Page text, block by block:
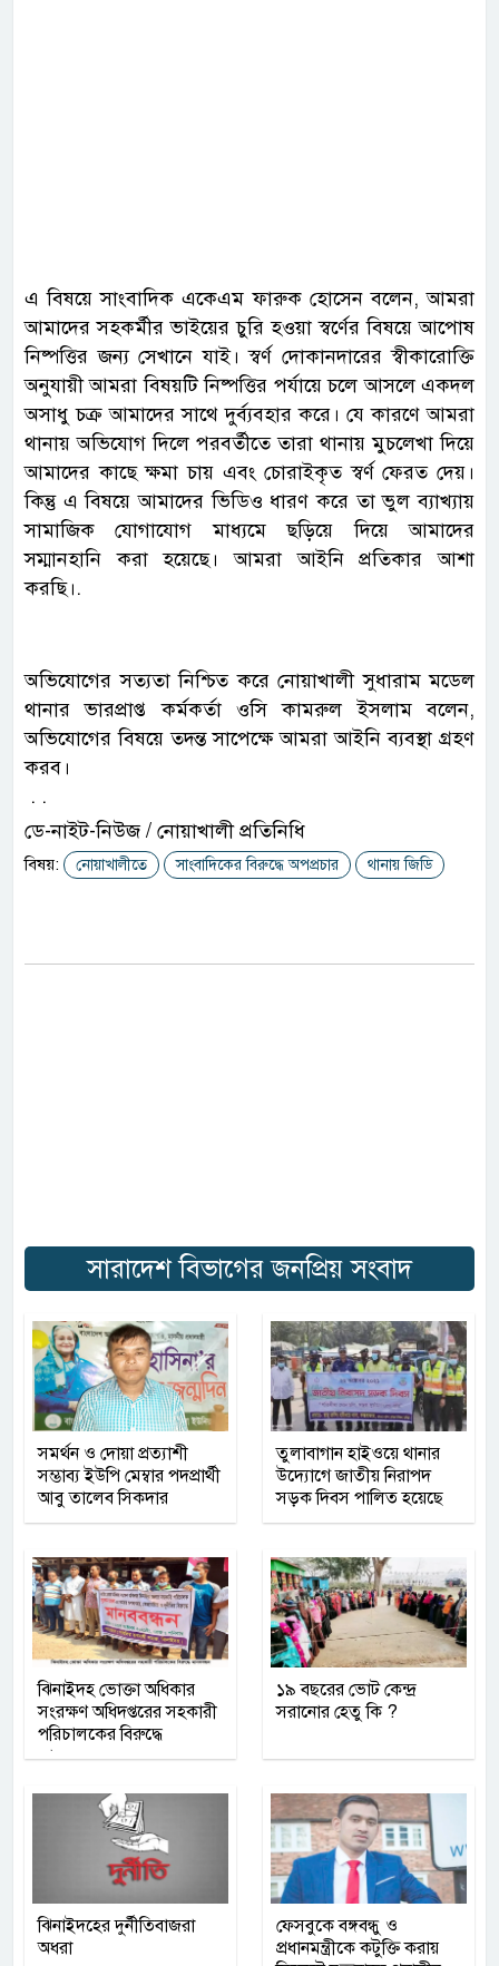
এ বিষয়ে সাংবাদিক একেএম ফারুক হোসেন বলেন, আমরা
আমাদের সহকর্মীর ভাইয়ের চুরি হওয়া স্বর্ণের বিষয়ে আপোষ
নিষ্পত্তির জন্য সেখানে যাই। স্বর্ণ দোকানদারের স্বীকারোক্তি
অনুযায়ী আমরা বিষয়টি নিষ্পত্তির পর্যায়ে চলে আসলে একদল
অসাধু চক্র আমাদের সাথে দুর্ব্যবহার করে। যে কারণে আমরা
থানায় অভিযোগ দিলে পরবর্তীতে তারা থানায় মুচলেখা দিয়ে
আমাদের কাছে ক্ষমা চায় এবং চোরাইকৃত স্বর্ণ ফেরত দেয়।
কিন্তু এ বিষয়ে আমাদের ভিডিও ধারণ করে তা ভুল ব্যাখ্যায়
সামাজিক যোগাযোগ মাধ্যমে ছড়িয়ে দিয়ে আমাদের
সম্মানহানি করা হয়েছে। আমরা আইনি প্রতিকার আশা
করছি।.
অভিযোগের সত্যতা নিশ্চিত করে নোয়াখালী সুধারাম মডেল
থানার ভারপ্রাপ্ত কর্মকর্তা ওসি কামরুল ইসলাম বলেন,
অভিযোগের বিষয়ে তদন্ত সাপেক্ষে আমরা আইনি ব্যবস্থা গ্রহণ
করব।
. .
ডে-নাইট-নিউজ / নোয়াখালী প্রতিনিধি
বিষয়: নোয়াখালীতে সাংবাদিকের বিরুদ্ধে অপপ্রচার থানায় জিডি
সারাদেশ বিভাগের জনপ্রিয় সংবাদ
সমর্থন ও দোয়া প্রত্যাশী
সম্ভাব্য ইউপি মেম্বার পদপ্রার্থী
আবু তালেব সিকদার
তুলাবাগান হাইওয়ে থানার
উদ্যোগে জাতীয় নিরাপদ
সড়ক দিবস পালিত হয়েছে
ঝিনাইদহ ভোক্তা অধিকার
সংরক্ষণ অধিদপ্তরের সহকারী
পরিচালকের বিরুদ্ধে
মানববন্ধন
১৯ বছরের ভোট কেন্দ্র
সরানোর হেতু কি ?
ঝিনাইদহের দুর্নীতিবাজরা
অধরা
ফেসবুকে বঙ্গবন্ধু ও
প্রধানমন্ত্রীকে কটুক্তি করায়